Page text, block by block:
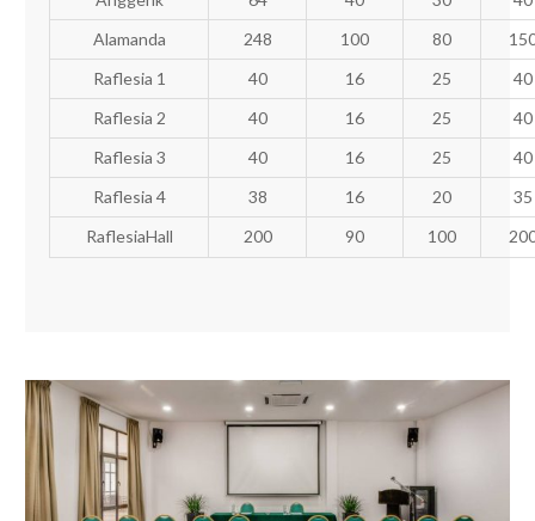
Alamanda
248 100 80
Raflesia 1
40 16 25
40
Raflesia 2
40 16 25
40
Raflesia 3
40 16 25
40
Raflesia 4
38 16 20
35
RaflesiaHall
200 90 100